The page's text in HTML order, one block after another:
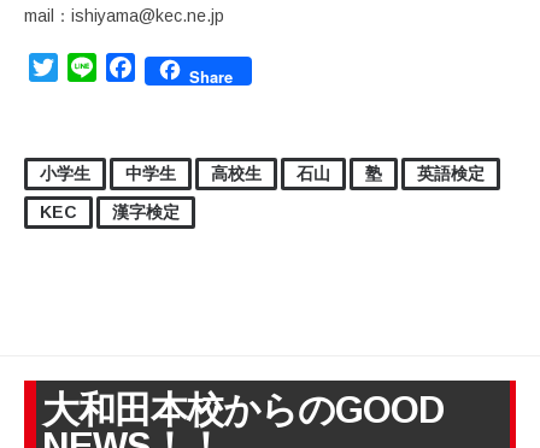
mail：ishiyama@kec.ne.jp
TwitterLine FacebookShare
小学生 中学生 高校生 石山 塾
英語検定
KEC
漢字検定
大和田本校からのGOOD